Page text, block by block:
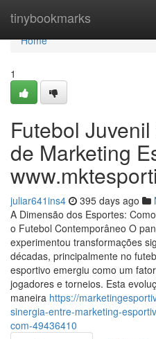
tinybookmarks
Home
Home
1
Futebol
de Marketing
juliar641ins4 395 days ago
A Dimensão dos Esportes:
o Futebol Contemporâneo O
experimentou transformações
décadas, principalmente no
esportivo emergiu como um
jogadores e torneios. Esta
maneira https://
sinergia-entre-marketing-
com-49436410